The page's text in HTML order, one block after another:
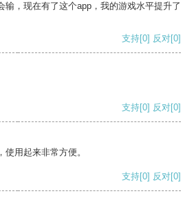
输，现在有了这个app，我的游戏水平提升了
支持[0] 反对[0]
支持[0] 反对[0]
用起来非常方便。
支持[0] 反对[0]